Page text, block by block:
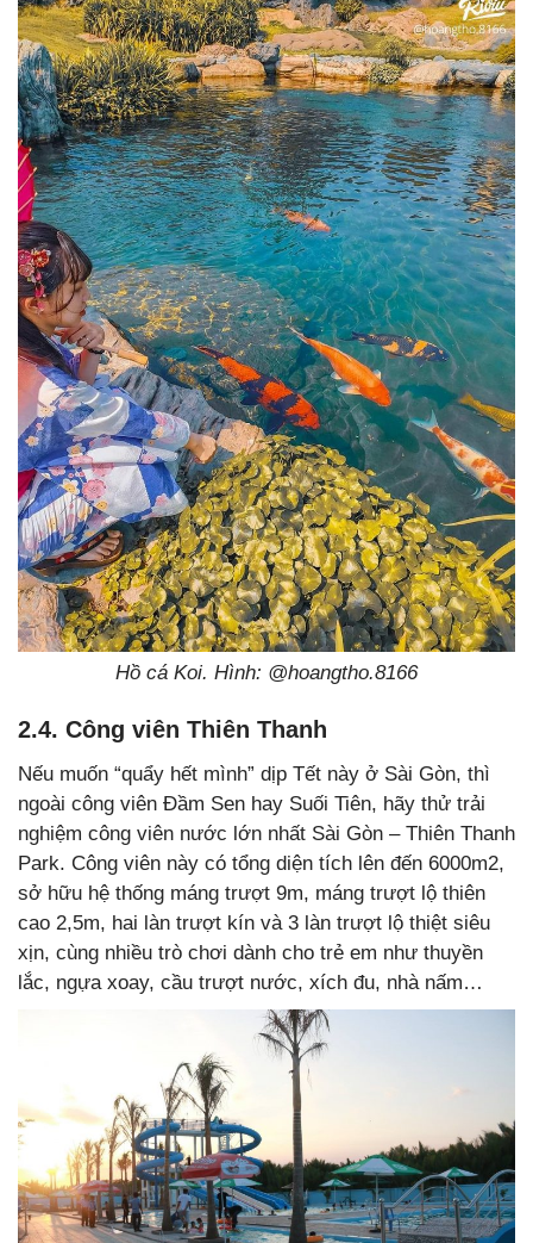
Hồ cá Koi. Hình: @hoangtho.8166
2.4. Công viên Thiên Thanh
Nếu muốn “quẩy hết mình” dịp Tết này ở Sài Gòn, thì
ngoài công viên Đầm Sen hay Suối Tiên, hãy thử trải
nghiệm công viên nước lớn nhất Sài Gòn – Thiên Thanh
Park. Công viên này có tổng diện tích lên đến 6000m2,
sở hữu hệ thống máng trượt 9m, máng trượt lộ thiên
cao 2,5m, hai làn trượt kín và 3 làn trượt lộ thiệt siêu
xịn, cùng nhiều trò chơi dành cho trẻ em như thuyền
lắc, ngựa xoay, cầu trượt nước, xích đu, nhà nấm…